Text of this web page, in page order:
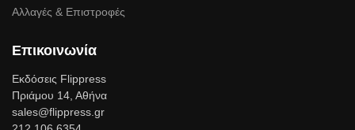
Αλλαγές & Επιστροφές
Επικοινωνία
Εκδόσεις Flippress
Πριάμου 14, Αθήνα
sales@flippress.gr